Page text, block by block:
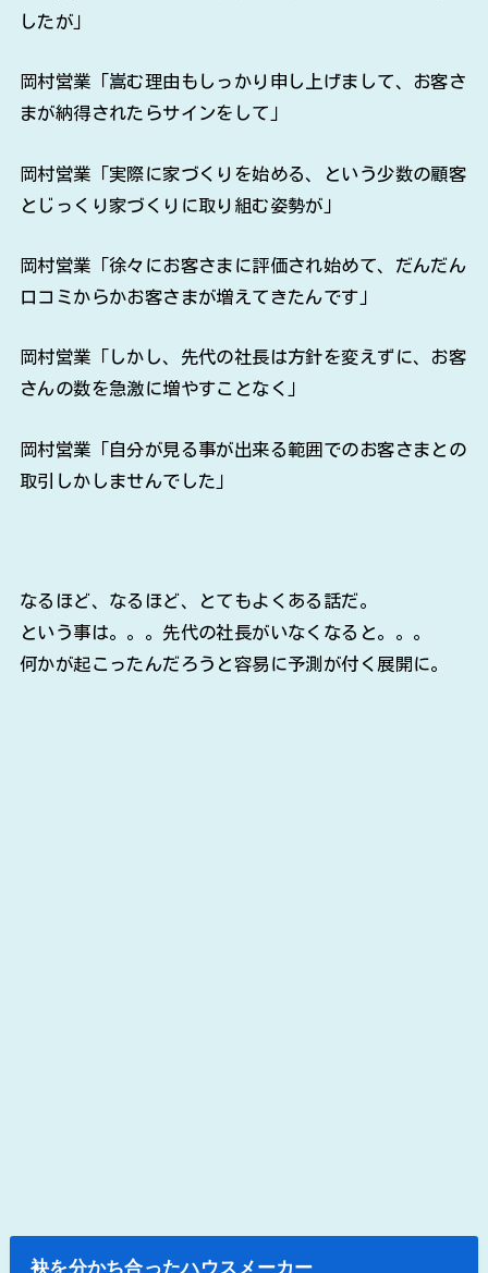
したが」
岡村営業「嵩む理由もしっかり申し上げまして、お客さ
まが納得されたらサインをして」
岡村営業「実際に家づくりを始める、という少数の顧客
とじっくり家づくりに取り組む姿勢が」
岡村営業「徐々にお客さまに評価され始めて、だんだん
口コミからかお客さまが増えてきたんです」
岡村営業「しかし、先代の社長は方針を変えずに、お客
さんの数を急激に増やすことなく」
岡村営業「自分が見る事が出来る範囲でのお客さまとの
取引しかしませんでした」
なるほど、なるほど、とてもよくある話だ。
という事は。。。先代の社長がいなくなると。。。
何かが起こったんだろうと容易に予測が付く展開に。
袂を分かち合ったハウスメーカー